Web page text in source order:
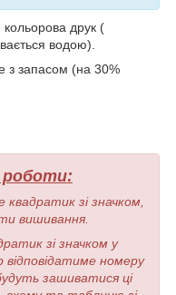
друк (
водою).
з запасом (на 30%
роботи:
зі значком,
вишивання.
зі значком у
номеру
зашиватися ці